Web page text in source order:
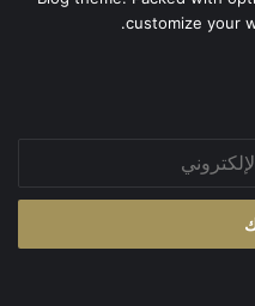
customize your